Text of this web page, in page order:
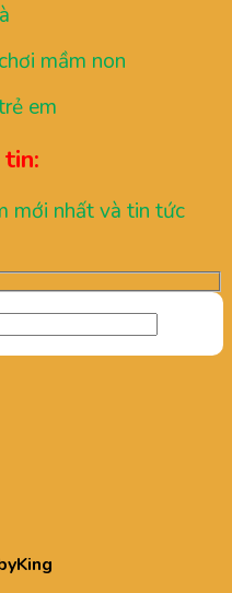
mầm non
em
mới nhất và tin tức